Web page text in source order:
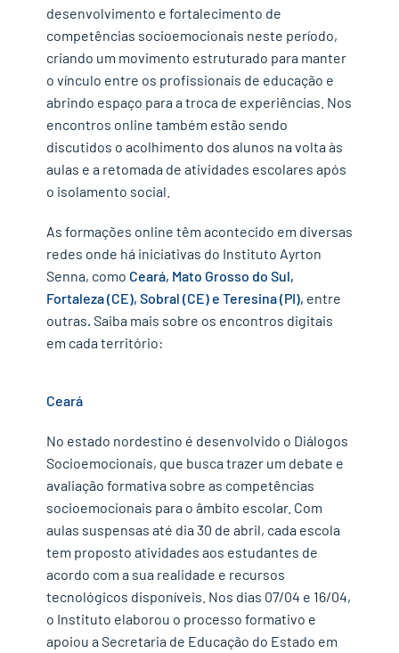
desenvolvimento e fortalecimento de
competências socioemocionais neste período,
criando um movimento estruturado para manter
o vínculo entre os profissionais de educação e
abrindo espaço para a troca de experiências. Nos
encontros online também estão sendo
discutidos o acolhimento dos alunos na volta às
aulas e a retomada de atividades escolares após
o isolamento social.
As formações online têm acontecido em diversas
redes onde há iniciativas do Instituto Ayrton
Senna, como Ceará, Mato Grosso do Sul,
Fortaleza (CE), Sobral (CE) e Teresina (PI), entre
outras Saiba mais sobre os encontros digitais
em cada território:
Ceará
No estado nordestino é desenvolvido o Diálogos
Socioemocionais, que busca trazer um debate e
avaliação formativa sobre as competências
socioemocionais para o âmbito escolar. Com
aulas suspensas até dia 30 de abril, cada escola
tem proposto atividades aos estudantes de
acordo com a sua realidade e recursos
tecnológicos disponíveis. Nos dias 07/04 e 16/04,
o Instituto elaborou o processo formativo e
apoiou a Secretaria de Educação do Estado em